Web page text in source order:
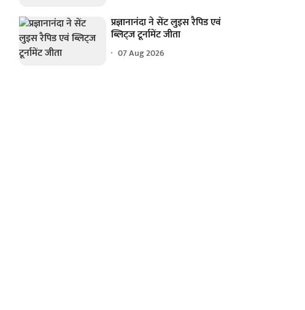
प्रज्ञानानंदा ने सेंट लुइस रैपिड एवं
ब्लिट्ज टूर्नामेंट जीता
07 Aug 2026